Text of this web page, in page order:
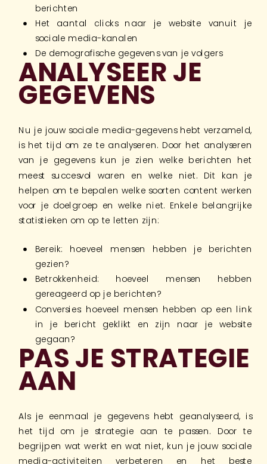
berichten
Het aantal clicks naar je website vanuit je
sociale media-kanalen
De demografische gegevens van je volgers
ANALYSEER JE
GEGEVENS
Nu je jouw sociale media-gegevens hebt verzameld,
is het tijd om ze te analyseren. Door het analyseren
van je gegevens kun je zien welke berichten het
meest succesvol waren en welke niet. Dit kan je
helpen om te bepalen welke soorten content werken
voor je doelgroep en welke niet. Enkele belangrijke
statistieken om op te letten zijn:
Bereik: hoeveel mensen hebben je berichten
gezien?
Betrokkenheid: hoeveel mensen hebben
gereageerd op je berichten?
Conversies: hoeveel mensen hebben op een link
in je bericht geklikt en zijn naar je website
gegaan?
PAS JE STRATEGIE
AAN
Als je eenmaal je gegevens hebt geanalyseerd, is
het tijd om je strategie aan te passen. Door te
begrijpen wat werkt en wat niet, kun je jouw sociale
media-activiteiten verbeteren en het beste